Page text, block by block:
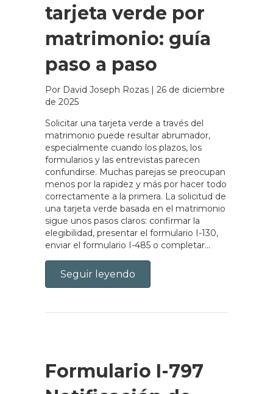
tarjeta verde por
matrimonio: guía
paso a paso
Por David Joseph Rozas | 26 de diciembre
de 2025
Solicitar una tarjeta verde a través del
matrimonio puede resultar abrumador,
especialmente cuando los plazos, los
formularios y las entrevistas parecen
confundirse. Muchas parejas se preocupan
menos por la rapidez y más por hacer todo
correctamente a la primera. La solicitud de
una tarjeta verde basada en el matrimonio
sigue unos pasos claros: confirmar la
elegibilidad, presentar el formulario I-130,
enviar el formulario I-485 o completar...
Seguir leyendo
Formulario I-797